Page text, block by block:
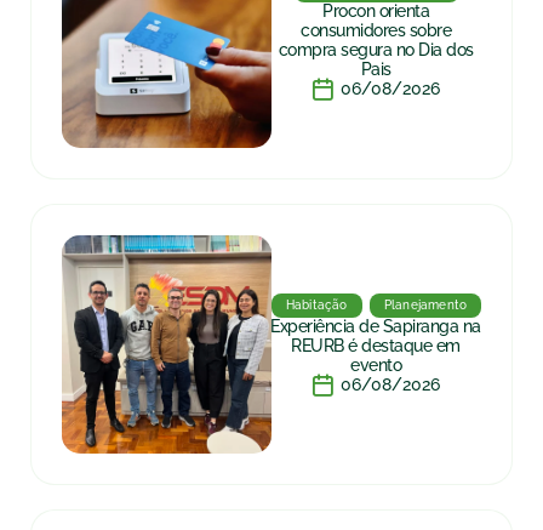
Procon orienta
consumidores sobre
compra segura no Dia dos
Pais
06/08/2026
Habitação Planejamento
Experiência de Sapiranga na
REURB é destaque em
evento
06/08/2026